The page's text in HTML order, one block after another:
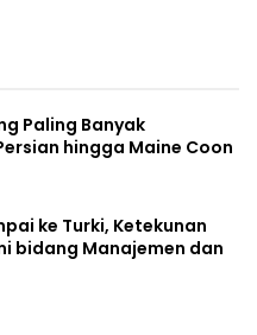
Paling Banyak
hingga Maine Coon
ke Turki, Ketekunan
bidang Manajemen dan